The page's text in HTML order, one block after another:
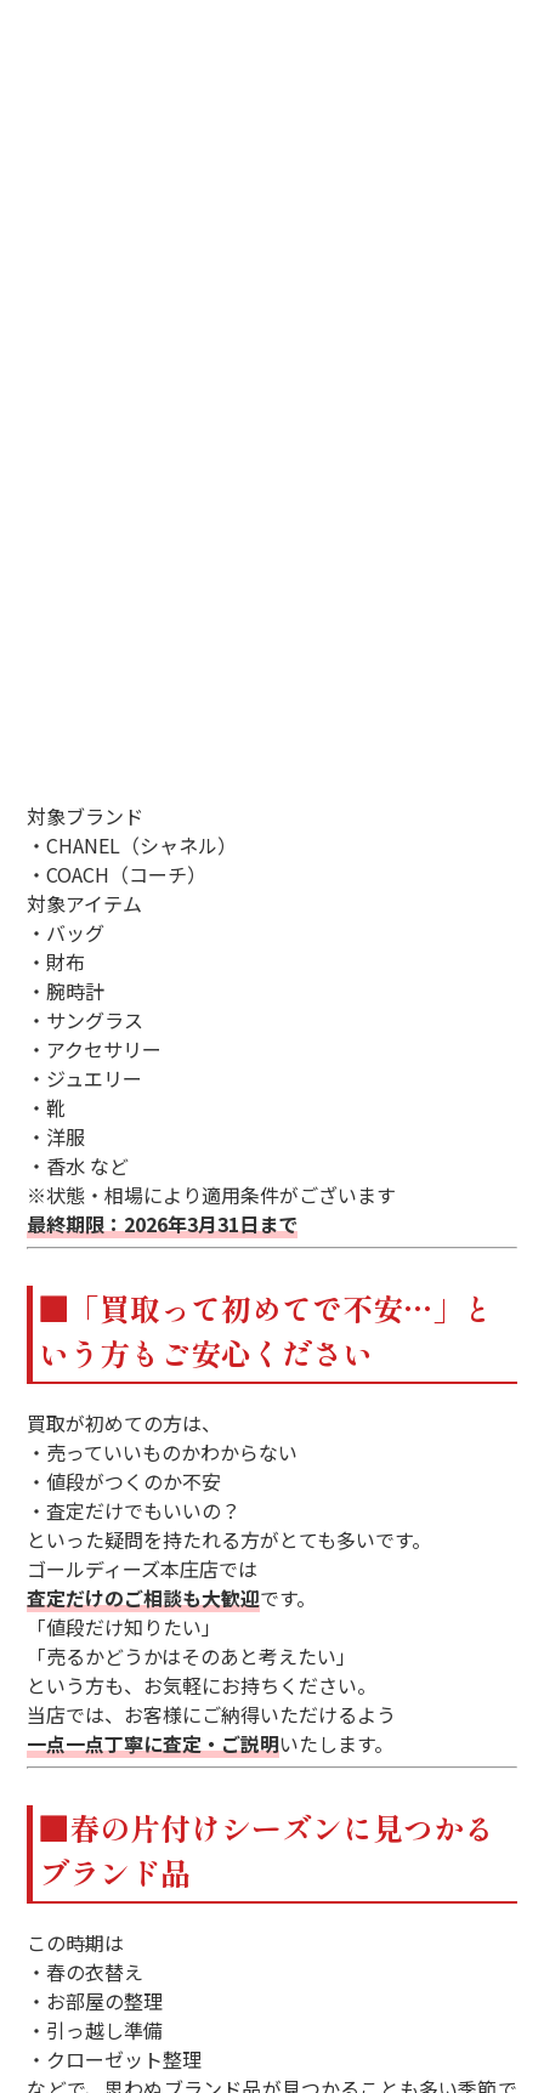
対象ブランド
・CHANEL（シャネル）
・COACH（コーチ）
対象アイテム
・バッグ
・財布
・腕時計
・サングラス
・アクセサリー
・ジュエリー
・靴
・洋服
・香水 など
※状態・相場により適用条件がございます
最終期限：2026年3月31日まで
■「買取って初めてで不安…」と
いう方もご安心ください
買取が初めての方は、
・売っていいものかわからない
・値段がつくのか不安
・査定だけでもいいの？
といった疑問を持たれる方がとても多いです。
ゴールディーズ本庄店では
査定だけのご相談も大歓迎です。
「値段だけ知りたい」
「売るかどうかはそのあと考えたい」
という方も、お気軽にお持ちください。
当店では、お客様にご納得いただけるよう
一点一点丁寧に査定・ご説明いたします。
■春の片付けシーズンに見つかる
ブランド品
この時期は
・春の衣替え
・お部屋の整理
・引っ越し準備
・クローゼット整理